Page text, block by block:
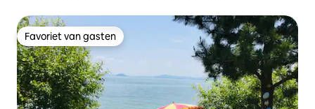
Favoriet van gasten
Favoriet van gasten